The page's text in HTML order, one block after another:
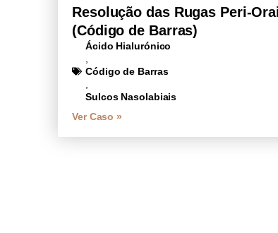
Resolução das Rugas Peri-
(Código de Barras)
Ácido Hialurónico
Código de Barras
Sulcos Nasolabiais
Ver Caso »